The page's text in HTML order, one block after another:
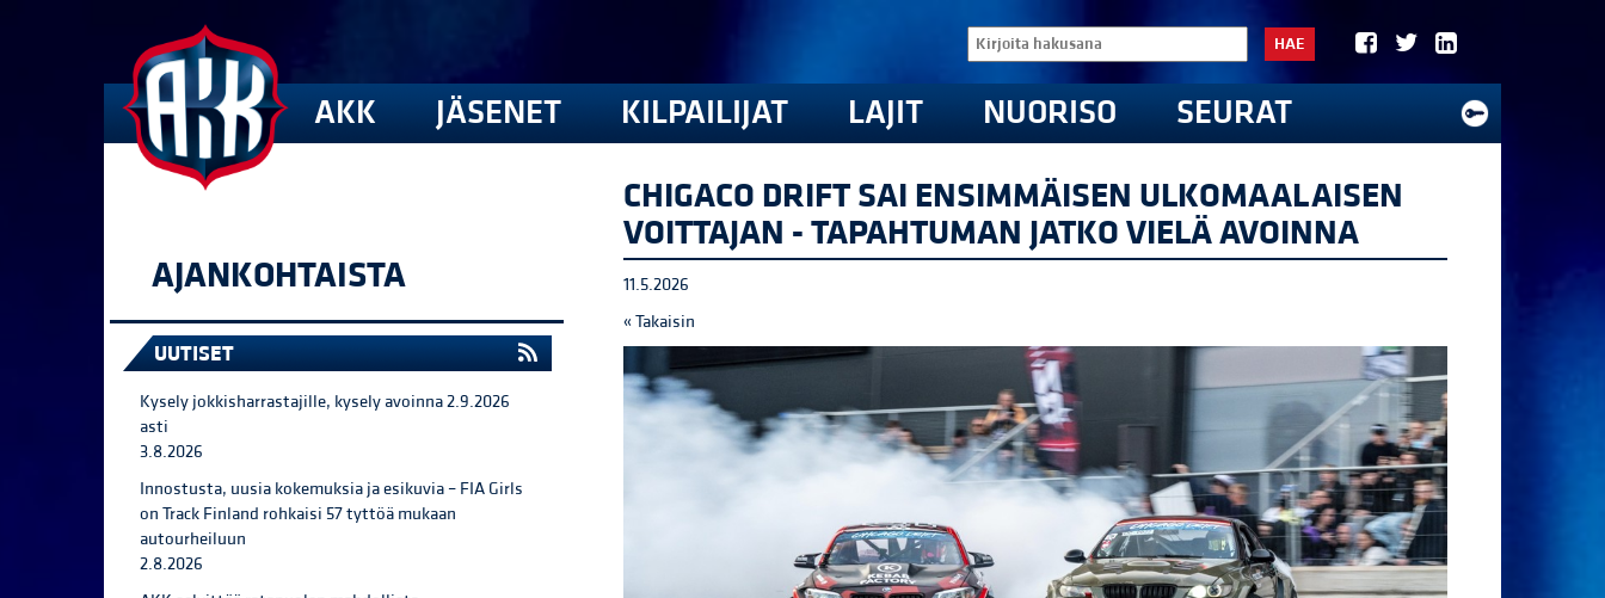
HAE
AKK JÄSENET KILPAILIJAT LAJIT NUORISO SEURAT
AJANKOHTAISTA
UUTISET
Kysely jokkisharrastajille, kysely avoinna 2.9.2026
asti
3.8.2026
Innostusta, uusia kokemuksia ja esikuvia – FIA Girls
on Track Finland rohkaisi 57 tyttöä mukaan
autourheiluun
2.8.2026
CHIGACO DRIFT SAI ENSIMMÄISEN ULKOMAALAISEN
VOITTAJAN - TAPAHTUMAN JATKO VIELÄ AVOINNA
11.5.2026
« Takaisin